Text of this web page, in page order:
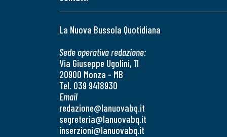
La Nuova Bussola Quotidiana
Sede operativa redazione:
Via Giuseppe Ugolini, 11
20900 Monza - MB
Tel. 039 9418930
Email
redazione@lanuovabq.it
segreteria@lanuovabq.it
inserzioni@lanuovabq.it